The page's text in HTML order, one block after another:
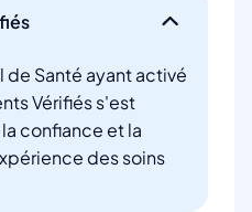
de Santé ayant activé
Vérifiés s'est
confiance et la
des soins